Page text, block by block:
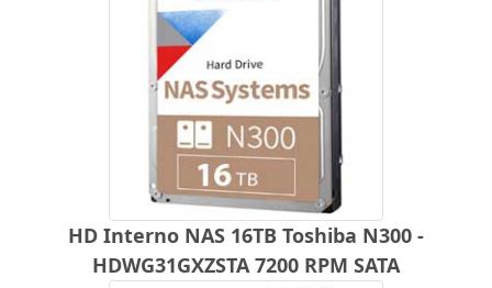
HD Interno NAS 16TB Toshiba N300 -
HDWG31GXZSTA 7200 RPM SATA